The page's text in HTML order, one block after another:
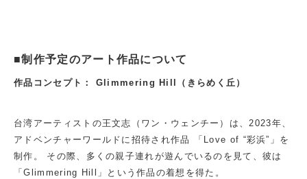
■制作予定のアート作品について
作品コンセプト： Glimmering Hill（きらめく丘）
台湾アーティストの王文志（ワン・ウェンチー）は、2023年、
アドベンチャーワールドに招待され作品 「Love of “彩浜”」を
制作。 その際、多くの親子連れが遊んでいるのを見て、彼は
「Glimmering Hill」という作品の着想を得た。